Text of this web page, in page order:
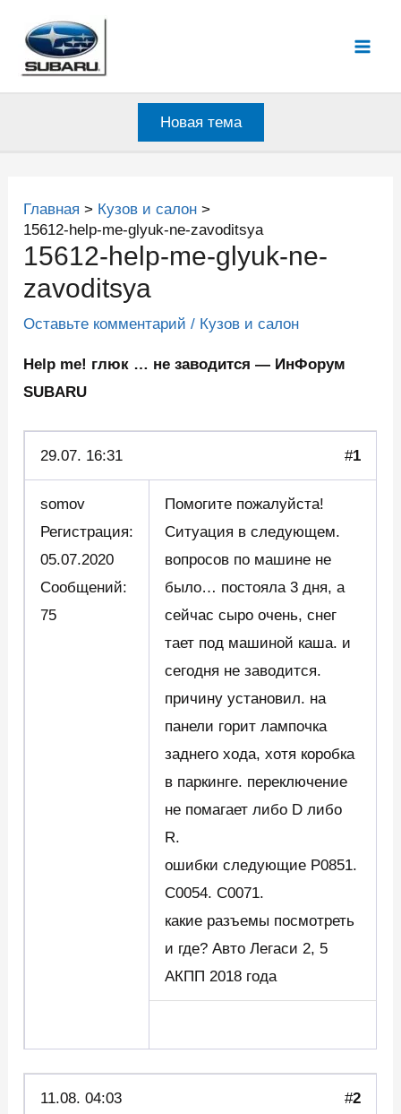
содержимому
Новая тема
Главная
Кузов и салон
15612-help-me-glyuk-ne-zavoditsya
15612-help-me-glyuk-ne-
zavoditsya
Оставьте комментарий / Кузов и салон
Help me! глюк … не заводится — ИнФорум
SUBARU
29.07. 16:31 #1
somov
Регистрация:
05.07.2020
Сообщений:
75
Помогите пожалуйста!
Ситуация в следующем.
вопросов по машине не
было… постояла 3 дня, а
сейчас сыро очень, снег
тает под машиной каша. и
сегодня не заводится.
причину установил. на
панели горит лампочка
заднего хода, хотя коробка
в паркинге. переключение
не помагает либо D либо
R.
ошибки следующие P0851.
C0054. C0071.
какие разъемы посмотреть
и где? Авто Легаси 2, 5
АКПП 2018 года
11.08. 04:03 #2